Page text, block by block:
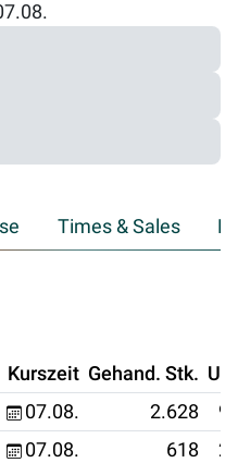
Times & Sales
Kurszeit Gehand. Stk.
07.08. 2.628
07.08. 618